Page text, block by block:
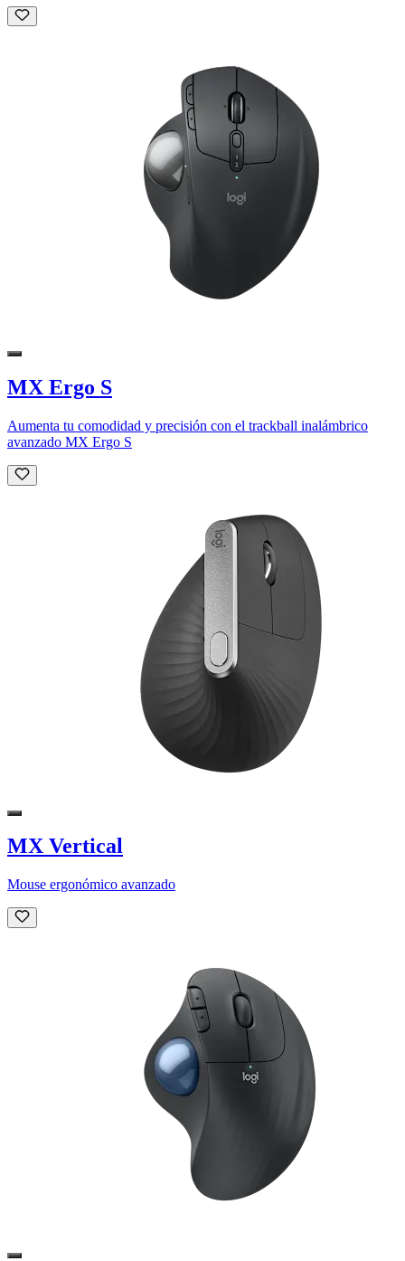
MX Ergo S
Aumenta tu comodidad y precisión con el trackball inalámbrico
avanzado MX Ergo S
MX Vertical
Mouse ergonómico avanzado